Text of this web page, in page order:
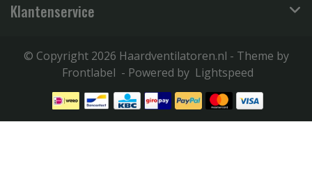
Klantenservice
© Copyright 2026 Haardventilatoren.nl - Theme by
Frontlabel - Powered by Lightspeed